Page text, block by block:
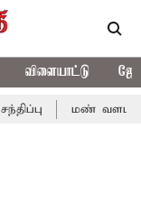
விளையாட்டு
வளம் பாதுகாக்க